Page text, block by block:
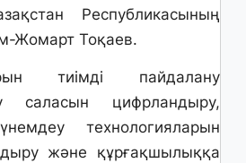
Республикасының
Жомарт Тоқаев.
тиімді пайдалану
саласын цифрландыру,
технологияларын
және құрғақшылыққа